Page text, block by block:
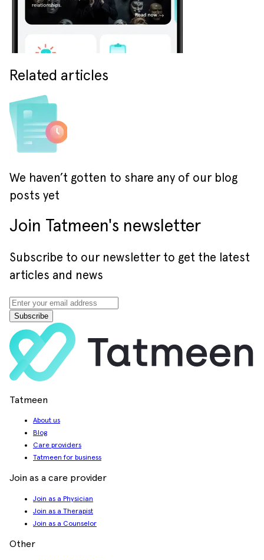
Related articles
We haven’t gotten to share any of our blog
posts yet
Join Tatmeen's newsletter
Subscribe to our newsletter to get the latest
articles and news
Subscribe
Tatmeen
About us
Blog
Care providers
Tatmeen for business
Join as a care provider
Join as a Physician
Join as a Therapist
Join as a Counselor
Other